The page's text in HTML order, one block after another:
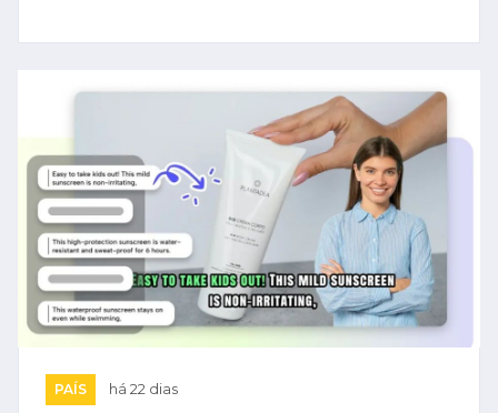
PAÍS há 22 dias